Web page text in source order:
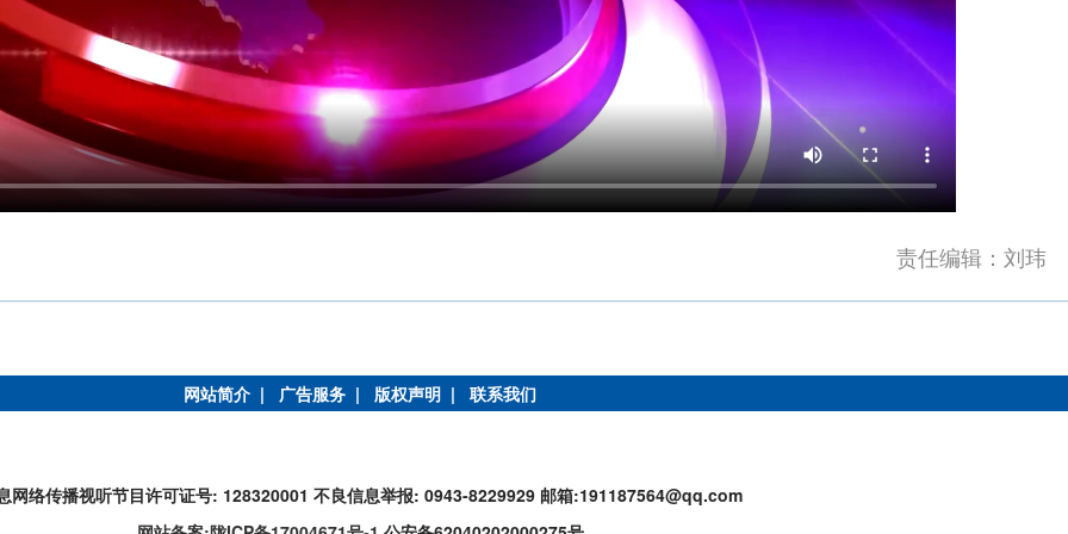
责任编辑：刘玮
网站简介 | 广告服务 | 版权声明 | 联系我们
网络传播视听节目许可证号: 128320001 不良信息举报: 0943-8229929 邮箱:191187564@qq.com